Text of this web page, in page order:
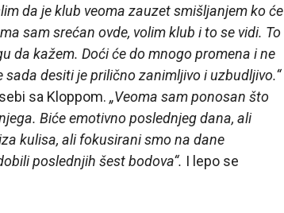
da je klub veoma zauzet smišljanjem ko će
sam srećan ovde, volim klub i to se vidi. To
da kažem. Doći će do mnogo promena i ne
desiti je prilično zanimljivo i uzbudljivo.“
sa Kloppom. „Veoma sam ponosan što
Biće emotivno poslednjeg dana, ali
kulisa, ali fokusirani smo na dane
poslednjih šest bodova“. I lepo se